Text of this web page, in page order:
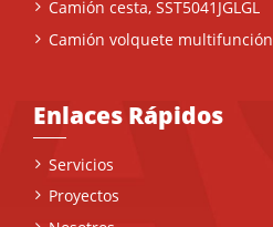
Camión cesta, SST5041JGLGL
Camión volquete multifunción
Enlaces Rápidos
Servicios
Proyectos